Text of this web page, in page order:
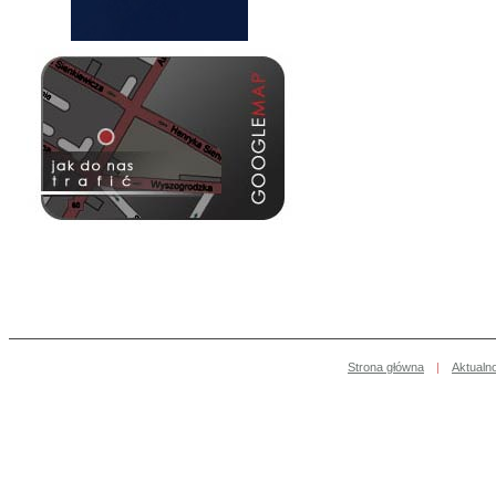
Strona główna